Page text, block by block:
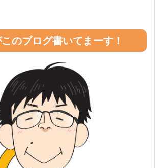
のブログ書いてまーす！